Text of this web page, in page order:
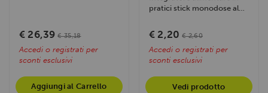
€ 26,39 € 35,18
Accedi o registrati per
sconti esclusivi
Aggiungi al Carrello
pratici stick monodose al
€ 2,20 € 2,60
Accedi o registrati per
sconti esclusivi
Vedi prodotto